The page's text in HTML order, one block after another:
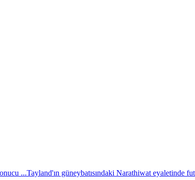
...Tayland'ın güneybatısındaki Narathiwat eyaletinde